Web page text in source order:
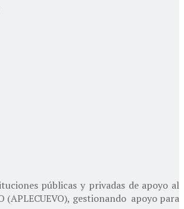
públicas y privadas de apoyo al
(APLECUEVO), gestionando apoyo para